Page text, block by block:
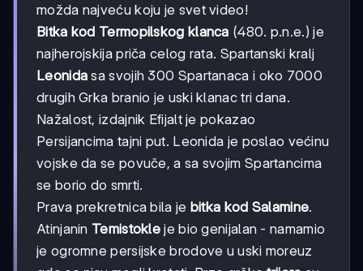
možda najveću koju je svet video!
Bitka kod Termopilskog klanca (480. p.n.e.) je
najherojskija priča celog rata. Spartanski kralj
Leonida sa svojih 300 Spartanaca i oko 7000
drugih Grka branio je uski klanac tri dana.
Nažalost, izdajnik Efijalt je pokazao
Persijancima tajni put. Leonida je poslao većinu
vojske da se povuče, a sa svojim Spartancima
se borio do smrti.
Prava prekretnica bila je bitka kod Salamine.
Atinjanin Temistokle je bio genijalan - namamio
je ogromne persijske brodove u uski moreuz